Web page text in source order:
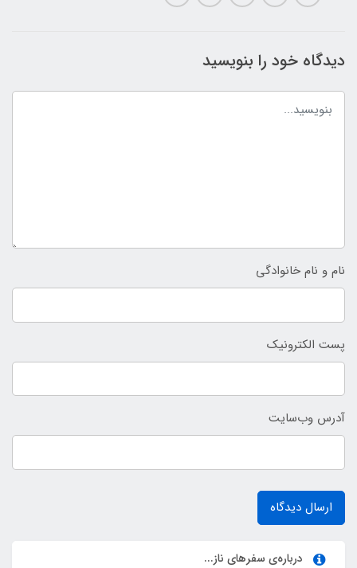
دیدگاه خود را بنویسید
نام و نام خانوادگی
پست الکترونیک
آدرس وب‌سایت
ارسال دیدگاه
درباره‌ی سفرهای ناز...